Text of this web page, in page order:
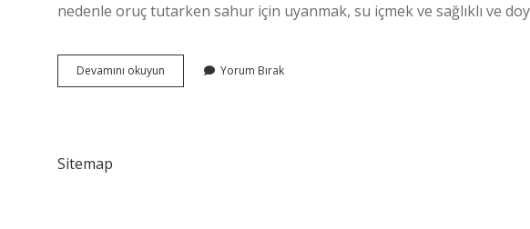
nedenle oruç tutarken sahur için uyanmak, su içmek ve sağlıklı ve
Devamını okuyun
Yemeği
Yorum Bırak
Sitemap